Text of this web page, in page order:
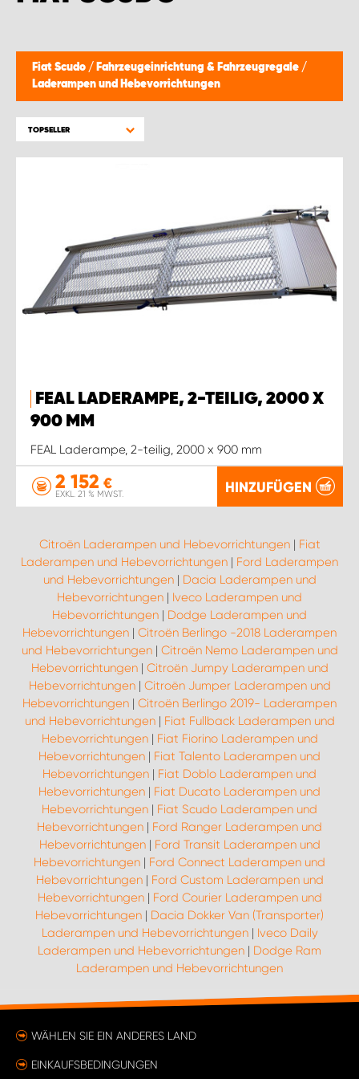
Fiat Scudo / Fahrzeugeinrichtung & Fahrzeugregale /
Laderampen und Hebevorrichtungen
TOPSELLER
FEAL LADERAMPE, 2-TEILIG, 2000 X
900 MM
FEAL Laderampe, 2-teilig, 2000 x 900 mm
2 152 €
EXKL. 21 % MWST. HINZUFÜGEN
Citroën Laderampen und Hebevorrichtungen| Fiat
Laderampen und Hebevorrichtungen | Ford Laderampen
und Hebevorrichtungen| Dacia Laderampen und
Hebevorrichtungen | Iveco Laderampen und
Hebevorrichtungen | Dodge Laderampen und
Hebevorrichtungen | Citroën Berlingo -2018 Laderampen
und Hebevorrichtungen| Citroën Nemo Laderampen und
Hebevorrichtungen| Citroën Jumpy Laderampen und
Hebevorrichtungen| Citroën Jumper Laderampen und
Hebevorrichtungen | Citroën Berlingo 2019- Laderampen
und Hebevorrichtungen| Fiat Fullback Laderampen und
Hebevorrichtungen| Fiat Fiorino Laderampen und
Hebevorrichtungen | Fiat Talento Laderampen und
Hebevorrichtungen | Fiat Doblo Laderampen und
Hebevorrichtungen | Fiat Ducato Laderampen und
Hebevorrichtungen | Fiat Scudo Laderampen und
Hebevorrichtungen | Ford Ranger Laderampen und
Hebevorrichtungen| Ford Transit Laderampen und
Hebevorrichtungen | Ford Connect Laderampen und
Hebevorrichtungen| Ford Custom Laderampen und
Hebevorrichtungen| Ford Courier Laderampen und
Hebevorrichtungen | Dacia Dokker Van (Transporter)
Laderampen und Hebevorrichtungen| Iveco Daily
Laderampen und Hebevorrichtungen | Dodge Ram
Laderampen und Hebevorrichtungen
WÄHLEN SIE EIN ANDERES LAND
EINKAUFSBEDINGUNGEN
WORK SYSTEM BRÜSSEL
WORK SYSTEM LIMBURG-KEMPEN
WORK SYSTEM WORK SYSTEM BRÜGGE